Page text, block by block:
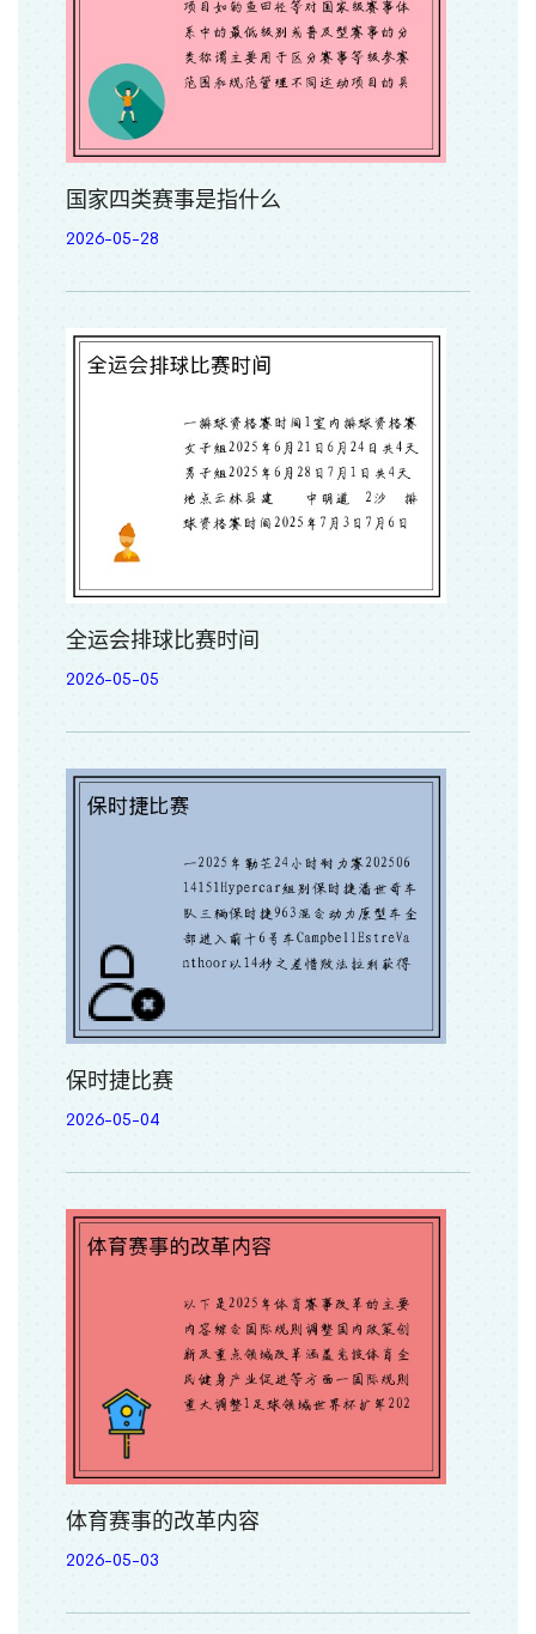
国家四类赛事是指什么
2026-05-28
全运会排球比赛时间
2026-05-05
保时捷比赛
2026-05-04
体育赛事的改革内容
2026-05-03